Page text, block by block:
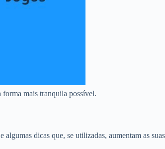
forma mais tranquila possível.
dicas que, se utilizadas, aumentam as suas